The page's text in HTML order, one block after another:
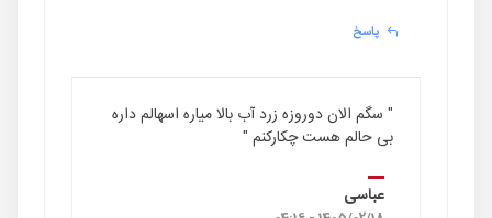
پاسخ
" سگم الان دوروزه زرد آب بالا میاره اسهالم داره
بی حالم هست چکارکنم "
عباسی